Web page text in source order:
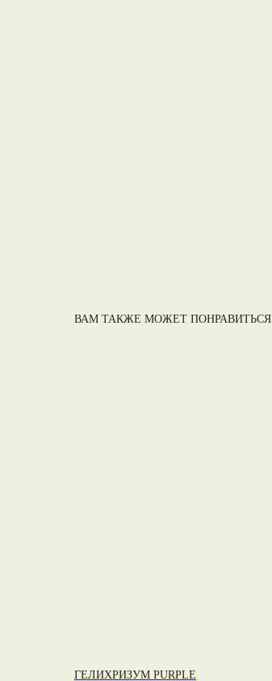
ВАМ ТАКЖЕ МОЖЕТ ПОНРАВИТЬСЯ
ГЕЛИХРИЗУМ PURPLE